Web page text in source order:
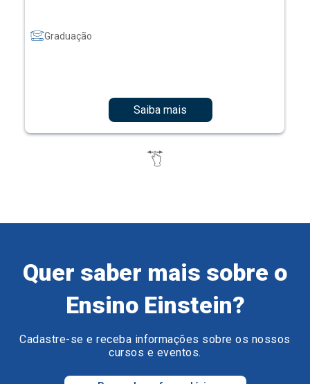
Graduação
Saiba mais
Quer saber mais sobre o
Ensino Einstein?
Cadastre-se e receba informações sobre os nossos
cursos e eventos.